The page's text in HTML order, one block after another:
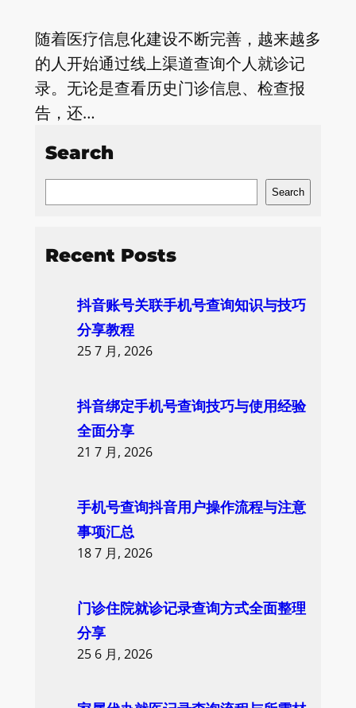
随着医疗信息化建设不断完善，越来越多
的人开始通过线上渠道查询个人就诊记
录。无论是查看历史门诊信息、检查报
告，还…
Search
r
Search
Recent Posts
抖音账号关联手机号查询知识与技巧
分享教程
25 7 月, 2026
抖音绑定手机号查询技巧与使用经验
全面分享
21 7 月, 2026
手机号查询抖音用户操作流程与注意
事项汇总
18 7 月, 2026
门诊住院就诊记录查询方式全面整理
分享
25 6 月, 2026